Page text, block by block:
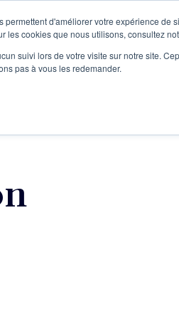
d'améliorer votre expérience
les cookies que nous utilisons, consultez
suivi lors de votre visite sur notre site.
pas à vous les redemander.
L'infolettre